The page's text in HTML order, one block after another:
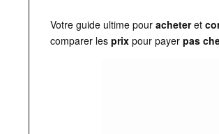
Votre guide ultime pouracheteret
comparer lesprix pour payerpas